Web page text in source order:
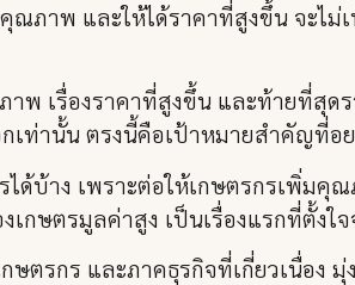
ภาพ และให้ได้ราคาที่สูงขึ้น จะไม่
าพ เรื่องราคาที่สูงขึ้น และท้ายที่สุ
ท่านั้น ตรงนี้คือเป้าหมายสำคัญที่อ
ด้บ้าง เพราะต่อให้เกษตรกรเพิ่ม
กษตรมูลค่าสูง เป็นเรื่องแรกที่ตั้งใจ
ษตรกร และภาคธุรกิจที่เกี่ยวเนื่อง